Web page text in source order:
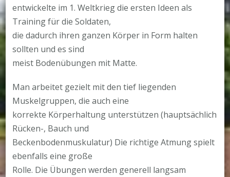
entwickelte im 1. Weltkrieg die ersten Ideen als
Training für die Soldaten,
die dadurch ihren ganzen Körper in Form halten
sollten und es sind
meist Bodenübungen mit Matte.
Man arbeitet gezielt mit den tief liegenden
Muskelgruppen, die auch eine
korrekte Körperhaltung unterstützen (hauptsächlich
Rücken-, Bauch und
Beckenbodenmuskulatur) Die richtige Atmung spielt
ebenfalls eine große
Rolle. Die Übungen werden generell langsam